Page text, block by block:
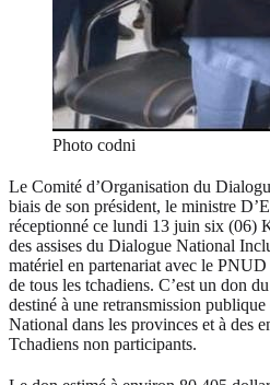
Photo codni
Le Comité d’Organisation du
biais de son président, le ministre
réceptionné ce lundi 13 juin six (06)
des assises du Dialogue National
matériel en partenariat avec le
de tous les tchadiens. C’est un don
destiné à une retransmission
National dans les provinces et à des
Tchadiens non participants.